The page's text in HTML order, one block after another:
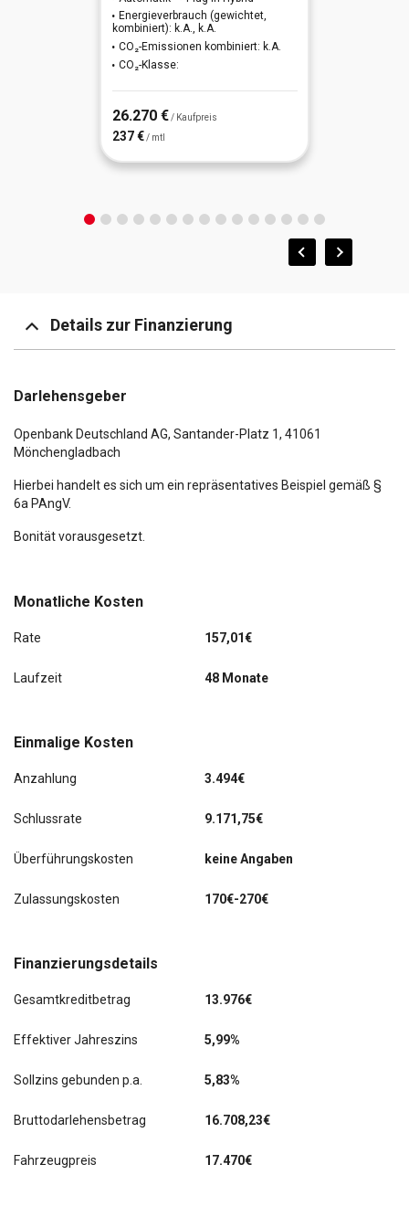
Multifunktionslenkrad mit Schaltfunktion
Panorama-Glasdach elektrisch
Sportsitze vorn
Lederlenkrad mit Multifunktion
LED-Scheinwerfer
Licht- und Regensensor
Spurverlassenswarnung
Energieverbrauch (gewichtet,
kombiniert): k.A., k.A.
CO₂-Emissionen kombiniert: k.A.
CO₂-Klasse:
26.270 € / Kaufpreis
237 € / mtl
Details zur Finanzierung
Monatliche Kosten
Rate 157,01€
Laufzeit 48 Monate
Einmalige Kosten
Anzahlung 3.494€
Schlussrate 9.171,75€
Überführungskosten keine Angaben
Zulassungskosten 170€-270€
Finanzierungsdetails
Gesamtkreditbetrag 13.976€
Effektiver Jahreszins 5,99%
Sollzins gebunden p.a. 5,83%
Bruttodarlehensbetrag 16.708,23€
Fahrzeugpreis 17.470€
Darlehensgeber
Openbank Deutschland AG, Santander-Platz 1, 41061
Mönchengladbach
Hierbei handelt es sich um ein repräsentatives Beispiel gemäß §
6a PAngV.
Bonität vorausgesetzt.